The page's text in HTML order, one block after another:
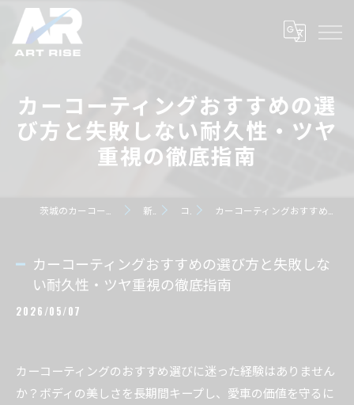
カーコーティングおすすめの選
び方と失敗しない耐久性・ツヤ
重視の徹底指南
新着情報 コラム カーコーティングおすすめの選び方と失敗しない耐久性・ツヤ重視の徹底指南
カーコーティングおすすめの選び方と失敗しな
い耐久性・ツヤ重視の徹底指南
2026/05/07
カーコーティングのおすすめ選びに迷った経験はありません
か？ボディの美しさを長期間キープし、愛車の価値を守るに